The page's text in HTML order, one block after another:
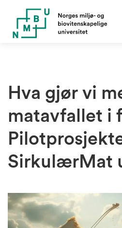
Hva gjør vi
matavfallet i
SirkulærMat